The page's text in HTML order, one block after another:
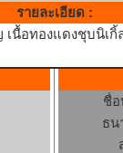
รายละเอียด :
เนื้อทองแดงชุบนิ
ชื่
ธน